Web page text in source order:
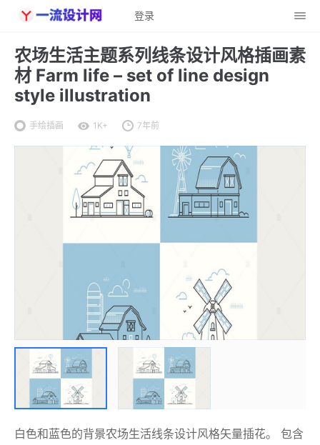
登录
农场生活主题系列线条设计风格插画素
材 Farm life – set of line design
style illustration
手绘插画 1K+ 7年前
白色和蓝色的背景农场生活线条设计风格矢量插花。 包含